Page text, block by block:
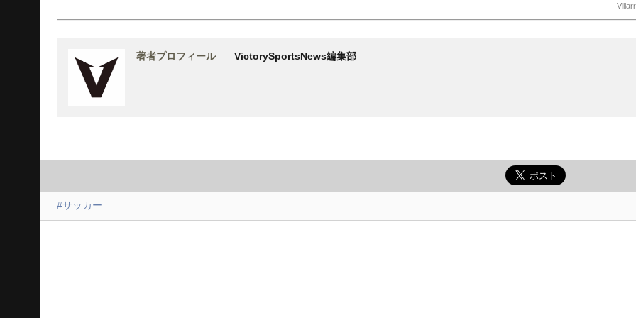
著者プロフィール VictorySportsNews編集部
#サッカー